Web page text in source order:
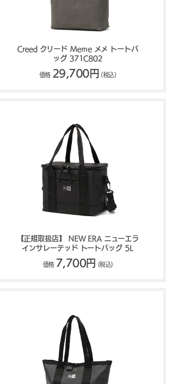
Creed クリード Meme メメ トートバ
ッグ 371C802
価格 29,700円 (税込)
【正規取扱店】 NEW ERA ニューエラ
インサレーテッド トートバッグ 5L
価格 7,700円 (税込)